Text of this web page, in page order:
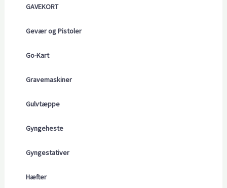
GAVEKORT
Gevær og Pistoler
Go-Kart
Gravemaskiner
Gulvtæppe
Gyngeheste
Gyngestativer
Hæfter